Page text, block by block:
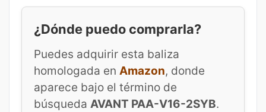
¿Dónde puedo comprarla?
Puedes adquirir esta baliza
homologada en Amazon, donde
aparece bajo el término de
búsqueda AVANT PAA-V16-2SYB.